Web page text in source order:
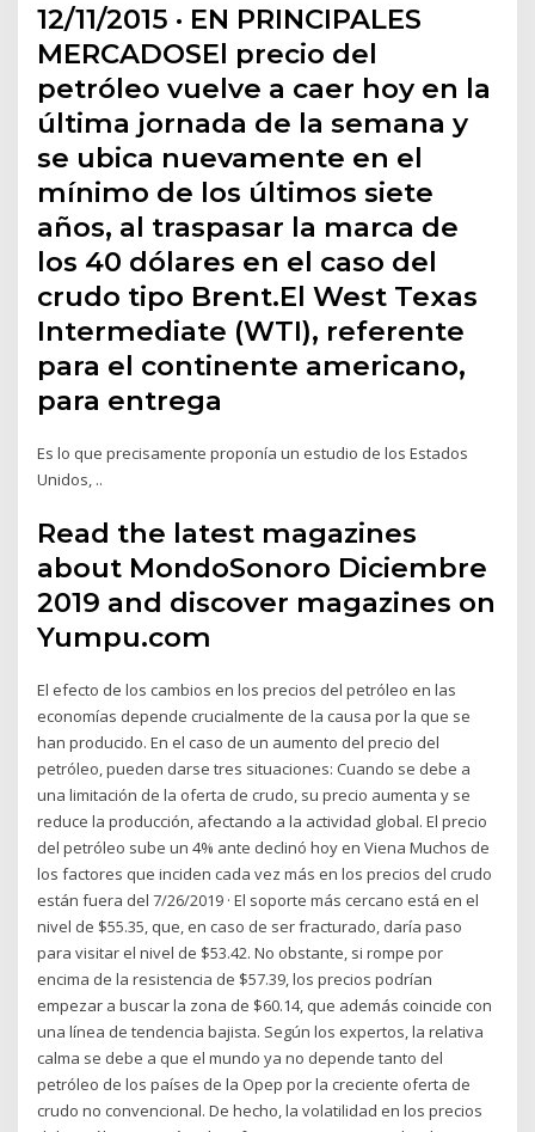
12/11/2015 · EN PRINCIPALES
MERCADOSEl precio del
petróleo vuelve a caer hoy en la
última jornada de la semana y
se ubica nuevamente en el
mínimo de los últimos siete
años, al traspasar la marca de
los 40 dólares en el caso del
crudo tipo Brent.El West Texas
Intermediate (WTI), referente
para el continente americano,
para entrega
Es lo que precisamente proponía un estudio de los Estados
Unidos, ..
Read the latest magazines
about MondoSonoro Diciembre
2019 and discover magazines on
Yumpu.com
El efecto de los cambios en los precios del petróleo en las
economías depende crucialmente de la causa por la que se
han producido. En el caso de un aumento del precio del
petróleo, pueden darse tres situaciones: Cuando se debe a
una limitación de la oferta de crudo, su precio aumenta y se
reduce la producción, afectando a la actividad global. El precio
del petróleo sube un 4% ante declinó hoy en Viena Muchos de
los factores que inciden cada vez más en los precios del crudo
están fuera del 7/26/2019 · El soporte más cercano está en el
nivel de $55.35, que, en caso de ser fracturado, daría paso
para visitar el nivel de $53.42. No obstante, si rompe por
encima de la resistencia de $57.39, los precios podrían
empezar a buscar la zona de $60.14, que además coincide con
una línea de tendencia bajista. Según los expertos, la relativa
calma se debe a que el mundo ya no depende tanto del
petróleo de los países de la Opep por la creciente oferta de
crudo no convencional. De hecho, la volatilidad en los precios